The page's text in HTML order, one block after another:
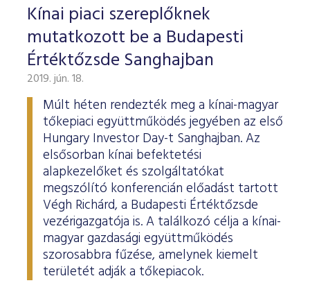
Kínai piaci szereplőknek
mutatkozott be a Budapesti
Értéktőzsde Sanghajban
2019. jún. 18.
Múlt héten rendezték meg a kínai-magyar
tőkepiaci együttműködés jegyében az első
Hungary Investor Day-t Sanghajban. Az
elsősorban kínai befektetési
alapkezelőket és szolgáltatókat
megszólító konferencián előadást tartott
Végh Richárd, a Budapesti Értéktőzsde
vezérigazgatója is. A találkozó célja a kínai-
magyar gazdasági együttműködés
szorosabbra fűzése, amelynek kiemelt
területét adják a tőkepiacok.